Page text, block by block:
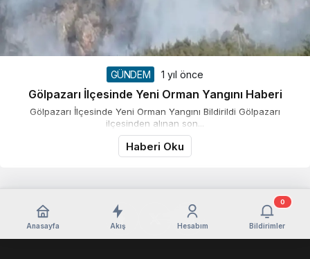
GÜNDEM 1 yıl önce
Gölpazarı İlçesinde Yeni Orman Yangını Haberi
Gölpazarı İlçesinde Yeni Orman Yangını Bildirildi Gölpazarı
ilçesinden alınan son...
Haberi Oku
Anasayfa Akış Hesabım Bildirimler
0